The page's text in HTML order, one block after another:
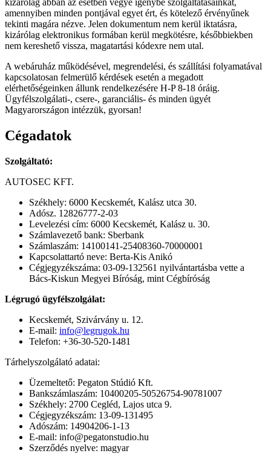
kizárólag abban az esetben vegye igénybe szolgáltatásainkat,
amennyiben minden pontjával egyet ért, és kötelező érvényűnek
tekinti magára nézve. Jelen dokumentum nem kerül iktatásra,
kizárólag elektronikus formában kerül megkötésre, későbbiekben
nem kereshető vissza, magatartási kódexre nem utal.
A webáruház működésével, megrendelési, és szállítási folyamatával
kapcsolatosan felmerülő kérdések esetén a megadott
elérhetőségeinken állunk rendelkezésére H-P 8-18 óráig.
Ügyfélszolgálati-, csere-, garanciális- és minden ügyét
Magyarországon intézzük, gyorsan!
Cégadatok
Szolgáltató:
AUTOSEC KFT.
Székhely: 6000 Kecskemét, Kalász utca 30.
Adósz. 12826777-2-03
Levelezési cím: 6000 Kecskemét, Kalász u. 30.
Számlavezető bank: Sberbank
Számlaszám: 14100141-25408360-70000001
Kapcsolattartó neve: Berta-Kis Anikó
Cégjegyzékszáma: 03-09-132561 nyilvántartásba vette a
Bács-Kiskun Megyei Bíróság, mint Cégbíróság
Légrugó ügyfélszolgálat:
Kecskemét, Szivárvány u. 12.
E-mail: info@legrugok.hu
Telefon: +36-30-520-1481
Tárhelyszolgálató adatai:
Üzemeltető: Pegaton Stúdió Kft.
Bankszámlaszám: 10400205-50526754-90781007
Székhely: 2700 Cegléd, Lajos utca 9.
Cégjegyzékszám: 13-09-131495
Adószám: 14904206-1-13
E-mail: info@pegatonstudio.hu
Szerződés nyelve: magyar